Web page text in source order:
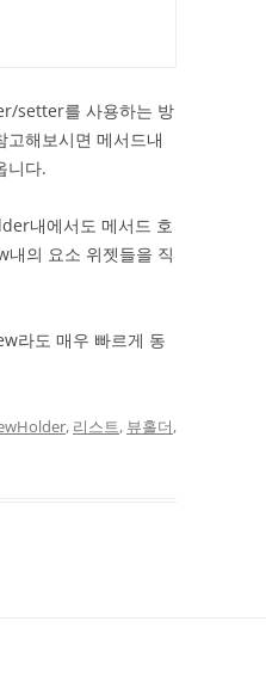
setter를 사용하는 방
고해보시면 메서드내
니다.
내에서도 메서드 호
의 요소 위젯들을 직
라도 매우 빠르게 동
, 리스트, 뷰홀더,